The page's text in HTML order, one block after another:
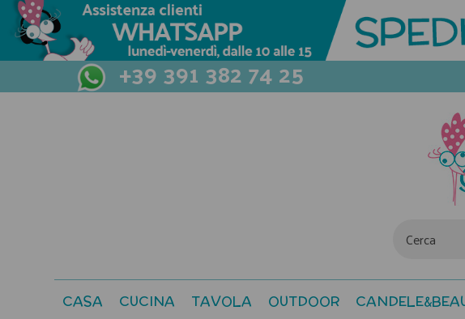
+39 391 382 74 25
CASA CUCINA TAVOLA OUTDOOR